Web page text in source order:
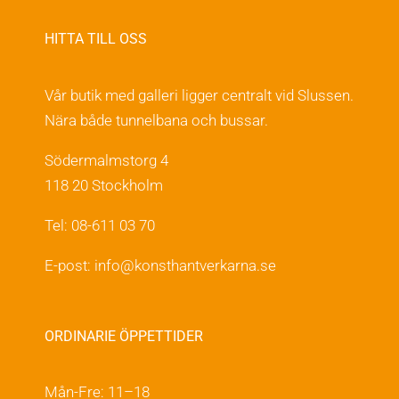
HITTA TILL OSS
Vår butik med galleri ligger centralt vid Slussen.
Nära både tunnelbana och bussar.
Södermalmstorg 4
118 20 Stockholm
Tel: 08-611 03 70
E-post: info@konsthantverkarna.se
ORDINARIE ÖPPETTIDER
Mån-Fre: 11–18